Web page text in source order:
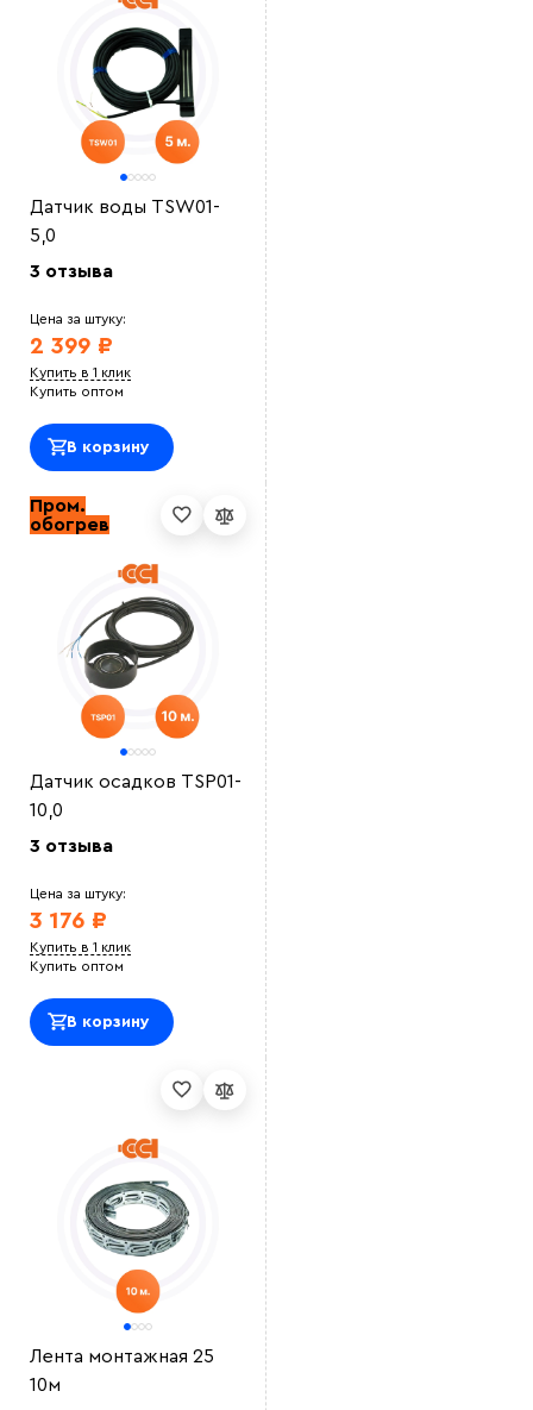
Датчик воды TSW01-
5,0
3 отзыва
Цена за штуку:
2 399 ₽
Купить в 1 клик
Купить оптом
В корзину
Пром.
обогрев
Датчик осадков TSP01-
10,0
3 отзыва
Цена за штуку:
3 176 ₽
Купить в 1 клик
Купить оптом
В корзину
Лента монтажная 25
10м